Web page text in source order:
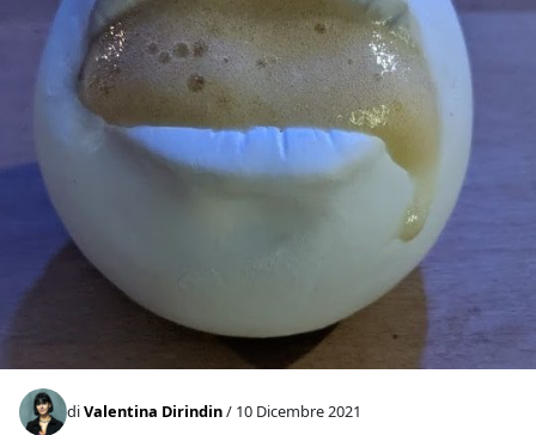
diValentina Dirindin/ 10 Dicembre 2021